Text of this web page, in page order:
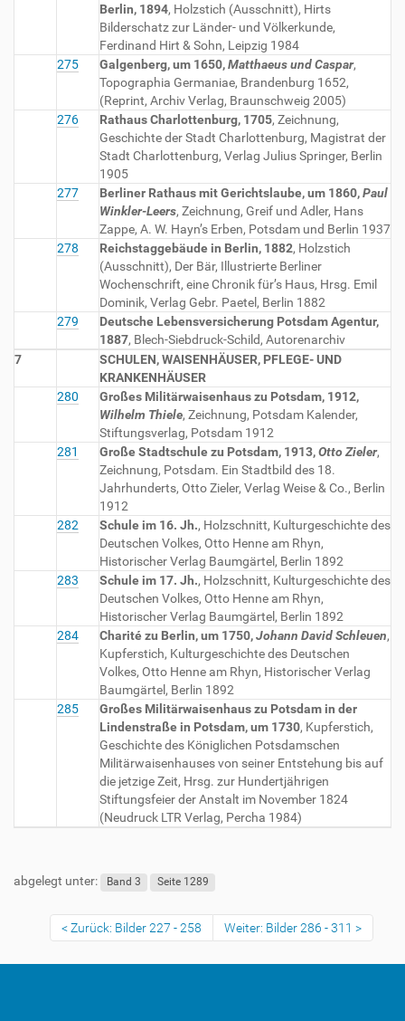
Berlin, 1894, Holzstich (Ausschnitt), Hirts
Bilderschatz zur Länder- und Völkerkunde,
Ferdinand Hirt & Sohn, Leipzig 1984
275
Galgenberg, um 1650,Matthaeus und Caspar,
Topographia Germaniae, Brandenburg 1652,
(Reprint, Archiv Verlag, Braunschweig 2005)
276
Rathaus Charlottenburg, 1705, Zeichnung,
Geschichte der Stadt Charlottenburg, Magistrat der
Stadt Charlottenburg, Verlag Julius Springer, Berlin
1905
277
Berliner Rathaus mit Gerichtslaube, um 1860,Paul
Winkler-Leers, Zeichnung, Greif und Adler, Hans
Zappe, A. W. Hayn’s Erben, Potsdam und Berlin 1937
278
Reichstaggebäude in Berlin, 1882, Holzstich
(Ausschnitt), Der Bär, Illustrierte Berliner
Wochenschrift, eine Chronik für’s Haus, Hrsg. Emil
Dominik, Verlag Gebr. Paetel, Berlin 1882
279
Deutsche Lebensversicherung Potsdam Agentur,
1887, Blech-Siebdruck-Schild, Autorenarchiv
7
SCHULEN, WAISENHÄUSER, PFLEGE- UND
KRANKENHÄUSER
280
Großes Militärwaisenhaus zu Potsdam, 1912,
Wilhelm Thiele, Zeichnung, Potsdam Kalender,
Stiftungsverlag, Potsdam 1912
281
Große Stadtschule zu Potsdam, 1913,Otto Zieler,
Zeichnung, Potsdam. Ein Stadtbild des 18.
Jahrhunderts, Otto Zieler, Verlag Weise & Co., Berlin
1912
282
Schule im 16. Jh., Holzschnitt, Kulturgeschichte des
Deutschen Volkes, Otto Henne am Rhyn,
Historischer Verlag Baumgärtel, Berlin 1892
283
Schule im 17. Jh., Holzschnitt, Kulturgeschichte des
Deutschen Volkes, Otto Henne am Rhyn,
Historischer Verlag Baumgärtel, Berlin 1892
284
Charité zu Berlin, um 1750,Johann David Schleuen,
Kupferstich, Kulturgeschichte des Deutschen
Volkes, Otto Henne am Rhyn, Historischer Verlag
Baumgärtel, Berlin 1892
285
Großes Militärwaisenhaus zu Potsdam in der
Lindenstraße in Potsdam, um 1730, Kupferstich,
Geschichte des Königlichen Potsdamschen
Militärwaisenhauses von seiner Entstehung bis auf
die jetzige Zeit, Hrsg. zur Hundertjährigen
Stiftungsfeier der Anstalt im November 1824
(Neudruck LTR Verlag, Percha 1984)
abgelegt unter: Band 3 Seite 1289
Zurück: Bilder 227 - 258 Weiter: Bilder 286 - 311